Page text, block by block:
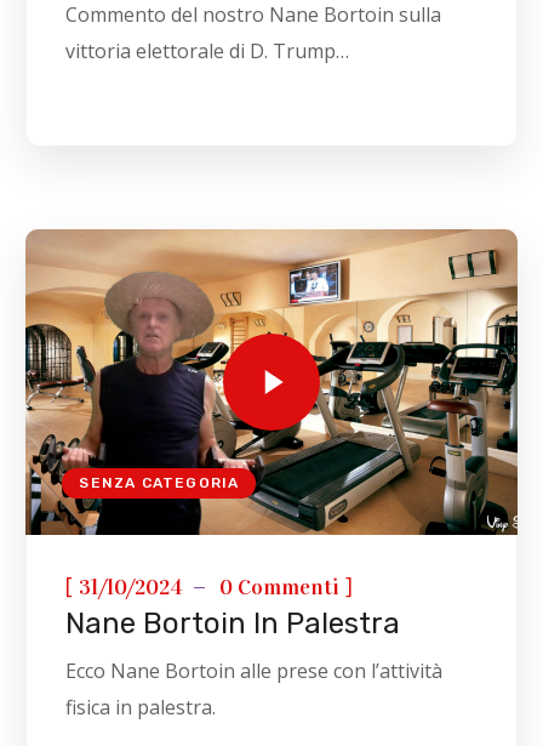
Commento del nostro Nane Bortoin sulla
vittoria elettorale di D. Trump…
SENZA CATEGORIA
[ 31/10/2024 0 Commenti ]
Nane Bortoin In Palestra
Ecco Nane Bortoin alle prese con l’attività
fisica in palestra.